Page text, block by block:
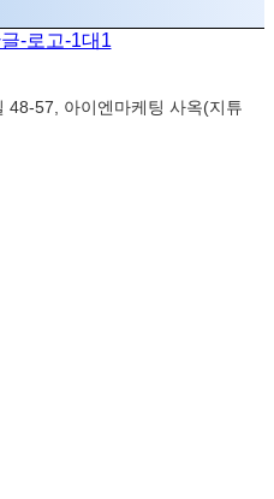
48-57, 아이엔마케팅 사옥(지튜